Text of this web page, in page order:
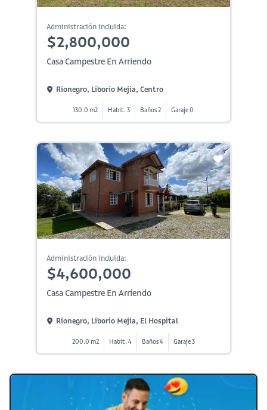
Administración incluida:
$2,800,000
Casa Campestre En Arriendo
Rionegro, Liborio Mejia, Centro
130.0 m2 Habit. 3 Baños 2 Garaje 0
Administración incluida:
$4,600,000
Casa Campestre En Arriendo
Rionegro, Liborio Mejia, El Hospital
200.0 m2 Habit. 4 Baños 4 Garaje 3